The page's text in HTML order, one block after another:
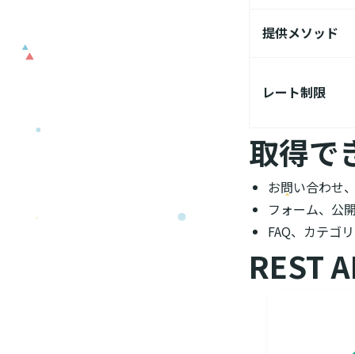
提供メソッド
レート制限
取得で
お問い合わせ
フォーム、公
FAQ、カテゴ
REST